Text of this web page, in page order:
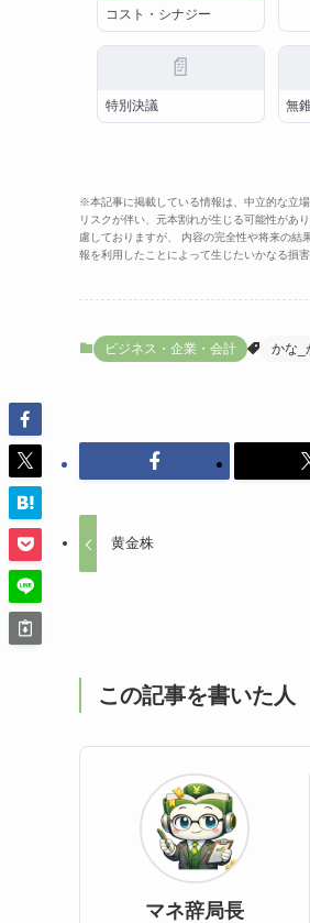
コスト・シナジー
📄
特別決議 無
※本記事に掲載している情報は、中立的な立
リスクが伴い、元本割れが生じる可能性があ
慮しておりますが、 内容の完全性や将来の結
報を利用したことによって生じたいかなる損
ビジネス・企業・会計 かな_
黄金株
この記事を書いた人
マネ辞局長